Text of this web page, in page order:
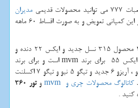
قدیمی
مدیران
را به محصولات به روزتر این کمپانی تعویض و به صورت اقساط 60 ماهه
محصولات مدیران خودرو در 4 محصول 315 نسل جدید و ایکس 22 دنده و
mvm است و برای برند
چری 4 محصول آریزو 5 توربو ، آریزو 6 جدید و تیگو 5 نیو و تیگو 7 اکسلنت
کاتالوگ محصولات چری و mvmو
تور 360